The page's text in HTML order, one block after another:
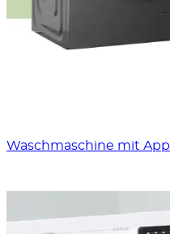
Waschmaschine mit App